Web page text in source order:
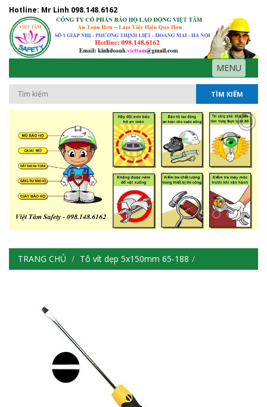
Hotline: Mr Linh 098.148.6162
MENU
TÌM KIẾM
TRANG CHỦ Tô vít dẹp 5x150mm 65-188